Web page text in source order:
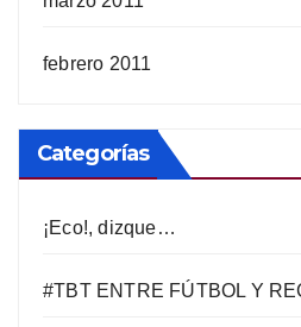
febrero 2011
Categorías
¡Eco!, dizque…
#TBT ENTRE FÚTBOL Y